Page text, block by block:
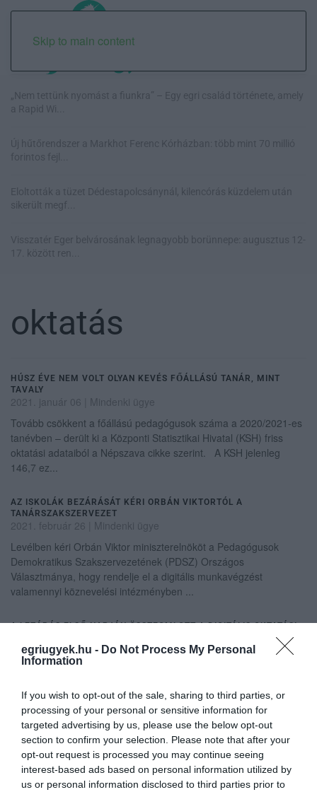
egriugyek.hu - Do Not Process My Personal
Information
If you wish to opt-out of the sale, sharing to third parties, or
processing of your personal or sensitive information for
targeted advertising by us, please use the below opt-out
section to confirm your selection. Please note that after your
opt-out request is processed you may continue seeing
interest-based ads based on personal information utilized by
us or personal information disclosed to third parties prior to
Skip to main content
„Nem tettünk nyomást a fiunkra” – Egy egri család története, amely
a Rapid Wi...
Új hűtőrendszer a Markhot Ferenc Kórházban: több mint 70 millió
forintos fejl...
Eloltották a tüzet Dédestapolcsánynál, kilencórás küzdelem után
sikerült megf...
Visszatér Eger belvárosának legnagyobb borünnepe: augusztus 12-
17. között ren...
oktatás
HÚSZ ÉVE NEM VOLT OLYAN KEVÉS FŐÁLLÁSÚ TANÁR, MINT
TAVALY
2021. január 06
Mindenki ügye
Tovább csökkent a főállású pedagógusok száma a 2020/2021-es
tanévben – derült ki a Központi Statisztikai Hivatal (KSH) friss
oktatási adataiból a Népszava cikke szerint. A KSH jelenleg
146,7 ez...
AZ ISKOLÁK BEZÁRÁSÁT KÉRI ORBÁN VIKTORTÓL A
TANÁRSZAKSZERVEZET
2021. február 26
Mindenki ügye
Levélben kéri Orbán Viktor miniszterelnököt a Pedagógusok
Demokratikus Szakszervezetének (PDSZ) Országos
Választmánya, hogy rendelje el a digitális munkavégzést
valamennyi köznevelési intézményben ...
A LEZÁRÁS ELSŐ NAPJÁN ÖSSZEOMLOTT A DIGITÁLIS OKTATÁSI
2021. március 08|Mindenki ügye
ma összeomlott. Normál használat esetén is akadozik néha, de a
mai t...
NE NYISSANAK KI AZ ISKOLÁK, AMÍG AZ OKTATÁSBAN DOLGOZÓK
NEM VÉDETTEK! – EZT KÉRIK SZAKSZERVEZETEK ÉS
SZAKÉRTŐK
2021. március 30 |Mindenki ügye